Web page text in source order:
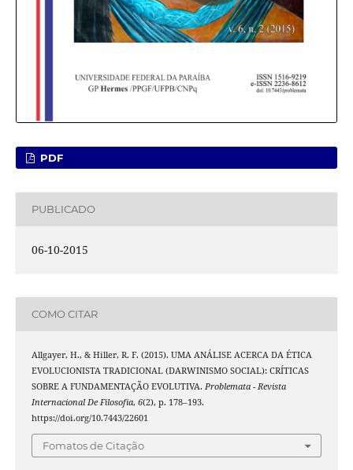
PDF
PUBLICADO
06-10-2015
COMO CITAR
Allgayer, H., & Hiller, R. F. (2015). UMA ANÁLISE ACERCA DA ÉTICA
EVOLUCIONISTA TRADICIONAL (DARWINISMO SOCIAL): CRÍTICAS
SOBRE A FUNDAMENTAÇÃO EVOLUTIVA. Problemata - Revista
Internacional De Filosofia, 6(2), p. 178–193.
https://doi.org/10.7443/22601
Fomatos de Citação